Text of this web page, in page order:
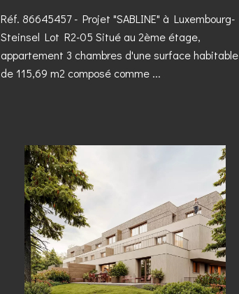
Réf. 86645457- Projet "SABLINE" à Luxembourg-
Steinsel Lot R2-05 Situé au 2ème étage,
appartement 3 chambres d'une surface habitable
de 115,69 m2 composé comme ...